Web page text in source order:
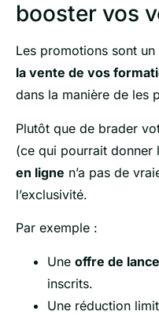
booster vos
Les promotions sont
la vente de vos
dans la manière de les
Plutôt que de brader
(ce qui pourrait donner
en ligne n’a pas de
l’exclusivité.
Par exemple :
Une offre de
inscrits.
Une réduction